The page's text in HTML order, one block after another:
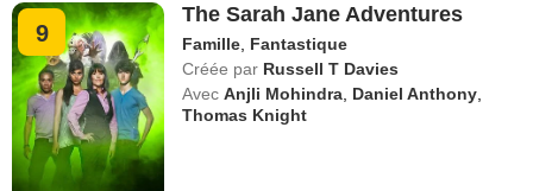
9
The Sarah Jane Adventures
Famille Fantastique
Créée par Russell T Davies
Avec Anjli Mohindra Daniel Anthony
Thomas Knight